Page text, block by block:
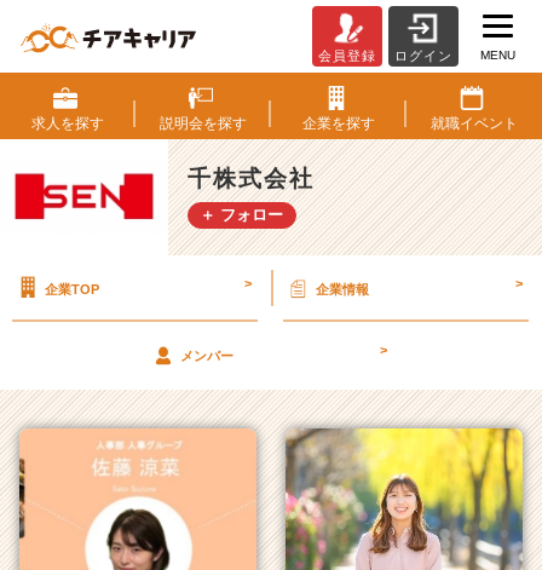
株
式
会
社
の
タ
イ
覧
|
会員登録 ログイン MENU
求人を探す 説明会を探す 企業を探す 就職イベント
千株式会社
＋ フォロー
企業TOP > 企業情報 >
メンバー >